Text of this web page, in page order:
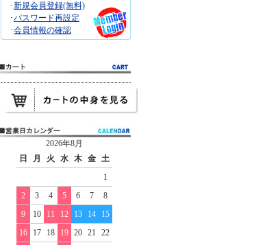
･新規会員登録(無料)
･パスワード再設定
･会員情報の確認
2026年8月
日
月 火 水 木 金
土
1
2
3 4 5 6 7
8
9
10 11 12 13 14
15
16
17 18 19 20 21
22